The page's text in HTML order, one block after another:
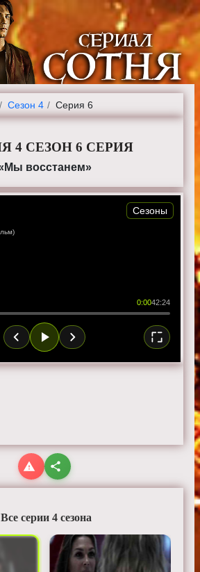
Сезон 4 Серия 6
4 СЕЗОН 6 СЕРИЯ
восстанем»
0:0042:24
Сезоны
Все серии 4 сезона